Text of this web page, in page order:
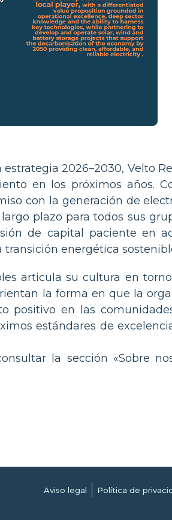
2026–2030, Velto
en los próximos años.
con la generación de
plazo para todos sus
de capital paciente en
energética
articula su cultura en
la forma en que la
positivo en las
estándares de
la sección «Sobre
Aviso legal Política de